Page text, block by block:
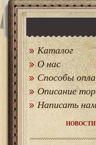
Каталог
О нас
Способы
Описание
Написать
НОВОСТИ